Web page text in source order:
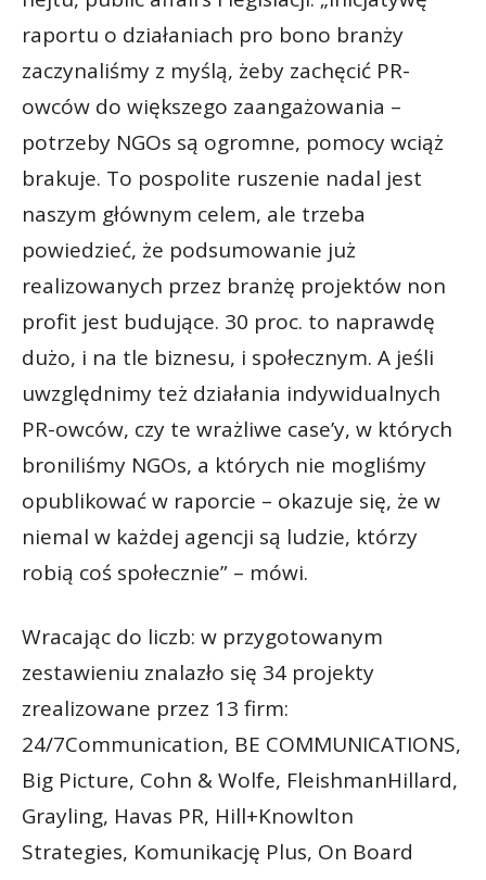
raportu o działaniach pro bono branży
zaczynaliśmy z myślą, żeby zachęcić PR-
owców do większego zaangażowania –
potrzeby NGOs są ogromne, pomocy wciąż
brakuje. To pospolite ruszenie nadal jest
naszym głównym celem, ale trzeba
powiedzieć, że podsumowanie już
realizowanych przez branżę projektów non
profit jest budujące. 30 proc. to naprawdę
dużo, i na tle biznesu, i społecznym. A jeśli
uwzględnimy też działania indywidualnych
PR-owców, czy te wrażliwe case’y, w których
broniliśmy NGOs, a których nie mogliśmy
opublikować w raporcie – okazuje się, że w
niemal w każdej agencji są ludzie, którzy
robią coś społecznie” – mówi.
Wracając do liczb: w przygotowanym
zestawieniu znalazło się 34 projekty
zrealizowane przez 13 firm:
24/7Communication, BE COMMUNICATIONS,
Big Picture, Cohn & Wolfe, FleishmanHillard,
Grayling, Havas PR, Hill+Knowlton
Strategies, Komunikację Plus, On Board